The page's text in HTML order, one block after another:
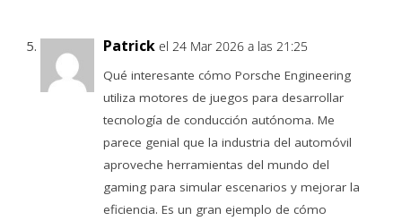
Patrick el 24 Mar 2026 a las 21:25
Qué interesante cómo Porsche Engineering
utiliza motores de juegos para desarrollar
tecnología de conducción autónoma. Me
parece genial que la industria del automóvil
aproveche herramientas del mundo del
gaming para simular escenarios y mejorar la
eficiencia. Es un gran ejemplo de cómo